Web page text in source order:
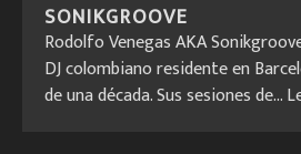
SONIKGROOVE
Rodolfo Venegas AKA
DJ colombiano residente en
de una década. Sus sesiones de...